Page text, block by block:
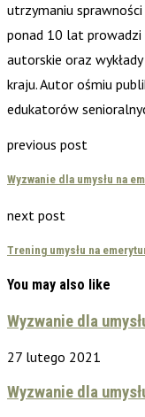
utrzymaniu
ponad 10 lat
autorskie oraz
kraju. Autor ośmiu
edukatorów
previous post
Wyzwanie dla umysłu na
next post
Trening umysłu na
You may also like
Wyzwanie dla
27 lutego 2021
Wyzwanie dla